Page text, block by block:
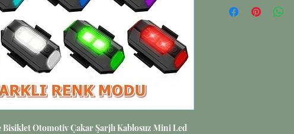
Otomotiv Çakar Şarjlı Kablosuz Mini Led